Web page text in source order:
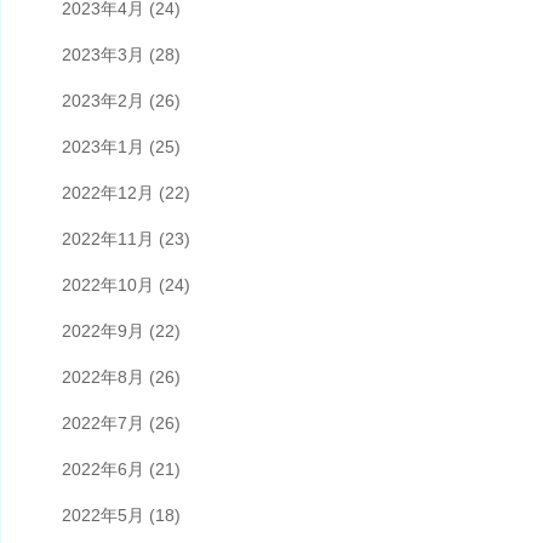
2023年4月 (24)
2023年3月 (28)
2023年2月 (26)
2023年1月 (25)
2022年12月 (22)
2022年11月 (23)
2022年10月 (24)
2022年9月 (22)
2022年8月 (26)
2022年7月 (26)
2022年6月 (21)
2022年5月 (18)